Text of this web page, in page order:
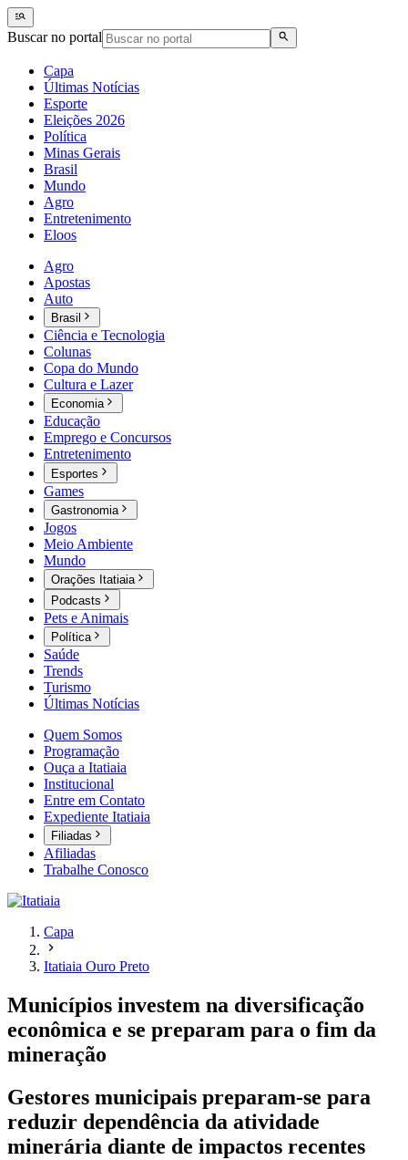
Buscar no portal
Capa
Últimas Notícias
Esporte
Eleições 2026
Política
Minas Gerais
Brasil
Mundo
Agro
Entretenimento
Eloos
Agro
Apostas
Auto
Brasil
Ciência e Tecnologia
Colunas
Copa do Mundo
Cultura e Lazer
Economia
Educação
Emprego e Concursos
Entretenimento
Esportes
Games
Gastronomia
Jogos
Meio Ambiente
Mundo
Orações Itatiaia
Podcasts
Pets e Animais
Política
Saúde
Trends
Turismo
Últimas Notícias
Quem Somos
Programação
Ouça a Itatiaia
Institucional
Entre em Contato
Expediente Itatiaia
Filiadas
Afiliadas
Trabalhe Conosco
Capa
Itatiaia Ouro Preto
Municípios investem na diversificação
econômica e se preparam para o fim da
mineração
Gestores municipais preparam-se para
reduzir dependência da atividade
minerária diante de impactos recentes